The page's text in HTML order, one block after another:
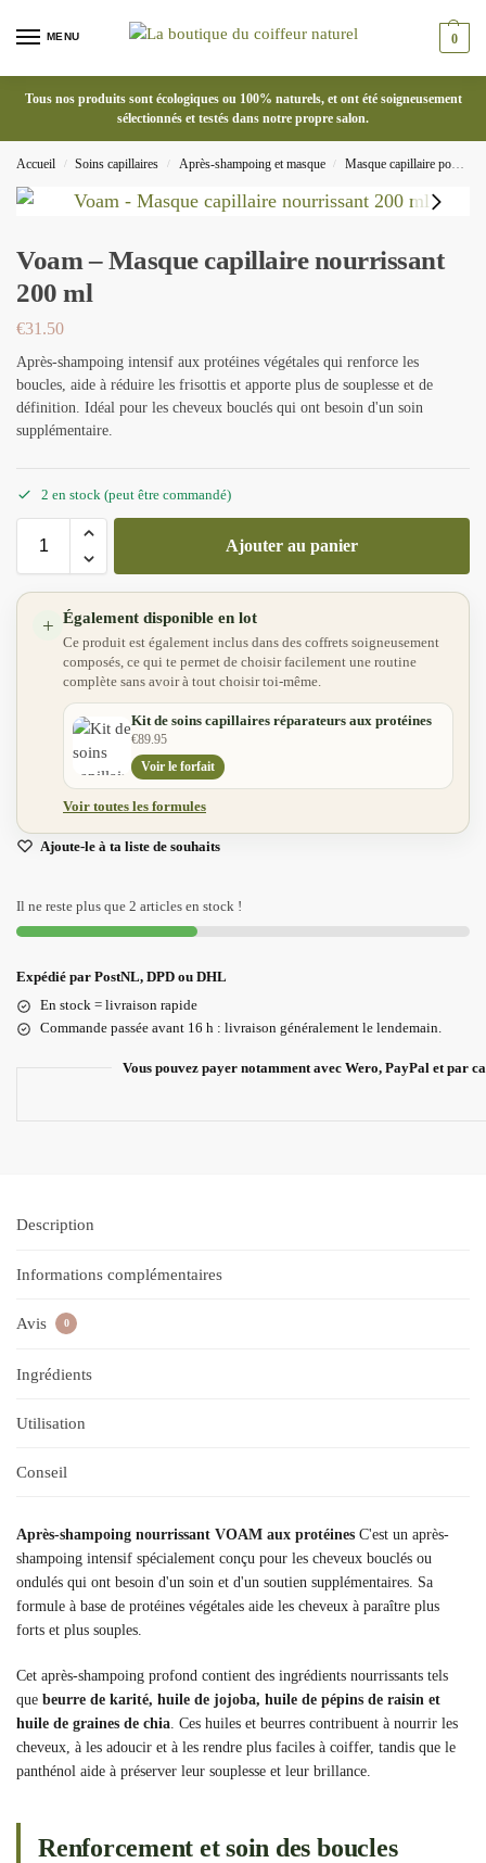
MENU 0
Tous nos produits sont écologiques ou 100% naturels, et ont été soigneusement
sélectionnés et testés dans notre propre salon.
Accueil / Soins capillaires / Après-shampoing et masque / Masque capillaire pour cheveux bouclés
Voam – Masque capillaire nourrissant
200 ml
€31.50
Après-shampoing intensif aux protéines végétales qui renforce les
boucles, aide à réduire les frisottis et apporte plus de souplesse et de
définition. Idéal pour les cheveux bouclés qui ont besoin d'un soin
supplémentaire.
2 en stock (peut être commandé)
Ajouter au panier
+ Également disponible en lot
Ce produit est également inclus dans des coffrets soigneusement
composés, ce qui te permet de choisir facilement une routine
complète sans avoir à tout choisir toi-même.
Kit de soins capillaires réparateurs aux protéines
€89.95
Voir le forfait
Voir toutes les formules
Ajoute-le à ta liste de souhaits
Il ne reste plus que 2 articles en stock !
Expédié par PostNL, DPD ou DHL
En stock = livraison rapide
Commande passée avant 16 h : livraison généralement le lendemain.
Vous pouvez payer notamment avec Wero, PayPal et par
Description
Informations complémentaires
Avis 0
Ingrédients
Utilisation
Conseil
Après-shampoing nourrissant VOAM aux protéines C'est un après-
shampoing intensif spécialement conçu pour les cheveux bouclés ou
ondulés qui ont besoin d'un soin et d'un soutien supplémentaires. Sa
formule à base de protéines végétales aide les cheveux à paraître plus
forts et plus souples.
Cet après-shampoing profond contient des ingrédients nourrissants tels
que beurre de karité, huile de jojoba, huile de pépins de raisin et
huile de graines de chia . Ces huiles et beurres contribuent à nourrir les
cheveux, à les adoucir et à les rendre plus faciles à coiffer, tandis que le
panthénol aide à préserver leur souplesse et leur brillance.
Renforcement et soin des boucles